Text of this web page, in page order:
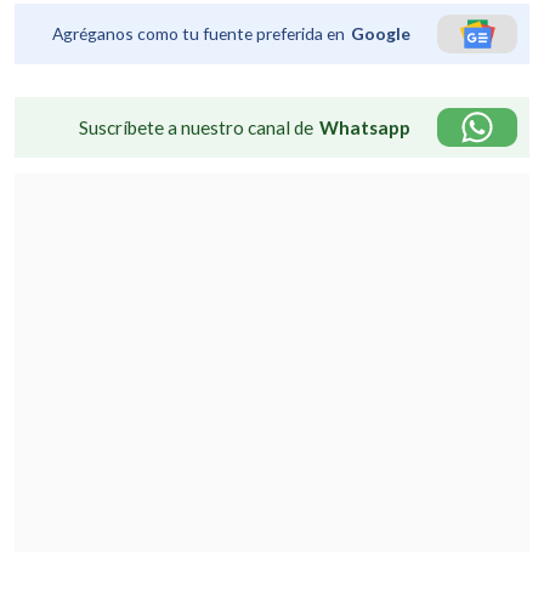
Agréganos como tu fuente preferida en Google
Suscríbete a nuestro canal de Whatsapp